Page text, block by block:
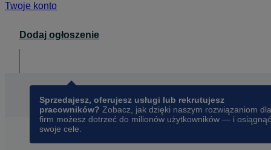
Twoje konto
Dodaj ogłoszenie
Sprzedajesz, oferujesz usługi lub rekrutujesz
pracowników? Zobacz, jak dzięki naszym rozwiązaniom dla
firm możesz dotrzeć do milionów użytkowników — i osiągnąć
swoje cele.